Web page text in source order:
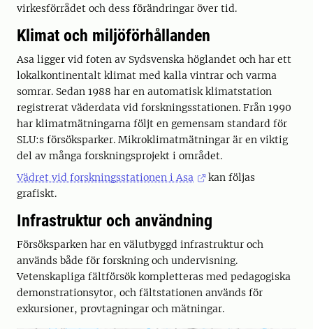
virkesförrådet och dess förändringar över tid.
Klimat och miljöförhållanden
Asa ligger vid foten av Sydsvenska höglandet och har ett
lokalkontinentalt klimat med kalla vintrar och varma
somrar. Sedan 1988 har en automatisk klimatstation
registrerat väderdata vid forskningsstationen. Från 1990
har klimatmätningarna följt en gemensam standard för
SLU:s försöksparker. Mikroklimatmätningar är en viktig
del av många forskningsprojekt i området.
Vädret vid forskningsstationen i Asa
kan följas
grafiskt.
Infrastruktur och användning
Försöksparken har en välutbyggd infrastruktur och
används både för forskning och undervisning.
Vetenskapliga fältförsök kompletteras med pedagogiska
demonstrationsytor, och fältstationen används för
exkursioner, provtagningar och mätningar.